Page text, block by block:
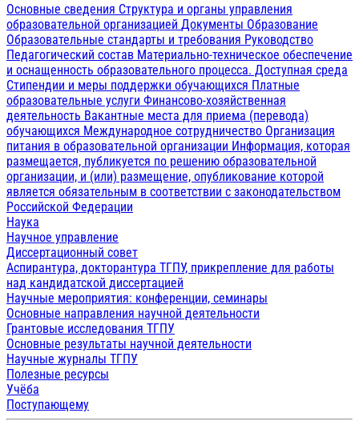
Основные сведения Структура и органы управления
образовательной организацией Документы Образование
Образовательные стандарты и требования Руководство
Педагогический состав Материально-техническое обеспечение
и оснащенность образовательного процесса. Доступная среда
Стипендии и меры поддержки обучающихся Платные
образовательные услуги Финансово-хозяйственная
деятельность Вакантные места для приема (перевода)
обучающихся Международное сотрудничество Организация
питания в образовательной организации Информация, которая
размещается, публикуется по решению образовательной
организации, и (или) размещение, опубликование которой
является обязательным в соответствии с законодательством
Российской Федерации
Наука
Научное управление
Диссертационный совет
Аспирантура, докторантура ТГПУ, прикрепление для работы
над кандидатской диссертацией
Научные мероприятия: конференции, семинары
Основные направления научной деятельности
Грантовые исследования ТГПУ
Основные результаты научной деятельности
Научные журналы ТГПУ
Полезные ресурсы
Учёба
Поступающему